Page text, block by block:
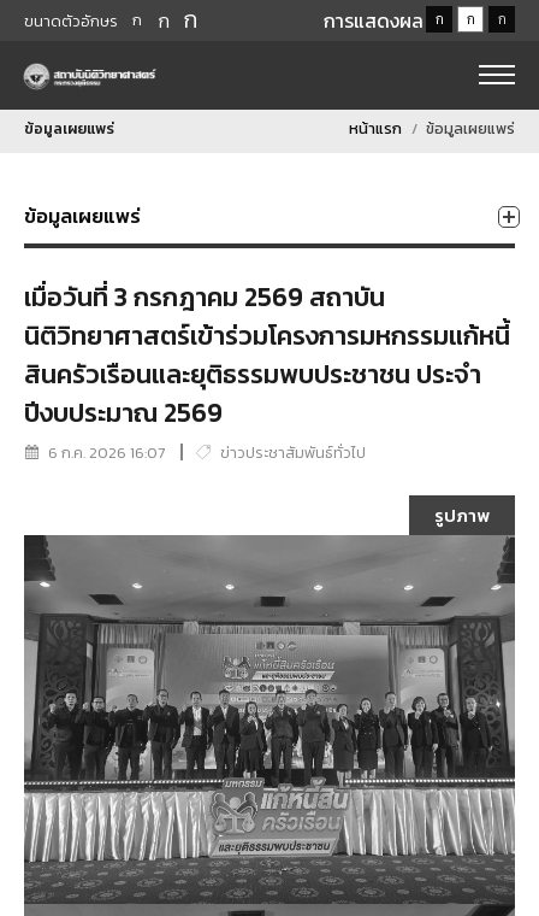
ขนาดตัวอักษร ก ก ก การแสดงผล ก ก ก
ข้อมูลเผยแพร่ หน้าแรก ข้อมูลเผยแพร่
ข้อมูลเผยแพร่
เมื่อวันที่ 3 กรกฎาคม 2569 สถาบัน
นิติวิทยาศาสตร์เข้าร่วมโครงการมหกรรมแก้หนี้
สินครัวเรือนและยุติธรรมพบประชาชน ประจำ
ปีงบประมาณ 2569
6 ก.ค. 2026 16:07 ข่าวประชาสัมพันธ์ทั่วไป
รูปภาพ